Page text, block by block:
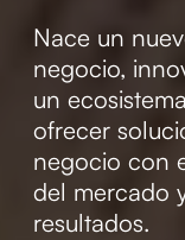
Nace un
negocio,
un
ofrecer
negocio con
del mercado
resultados.